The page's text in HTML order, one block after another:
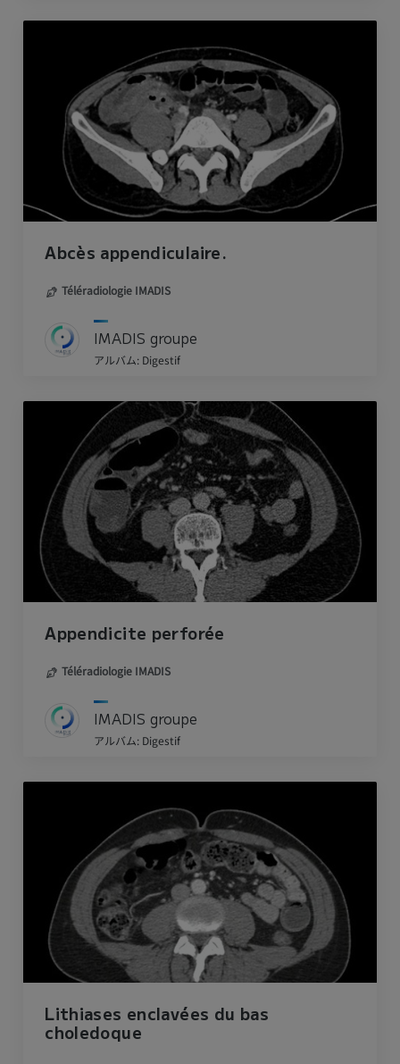
Abcès appendiculaire.
Téléradiologie IMADIS
IMADIS groupe
アルバム: Digestif
Appendicite perforée
Téléradiologie IMADIS
IMADIS groupe
アルバム: Digestif
Lithiases enclavées du bas
choledoque